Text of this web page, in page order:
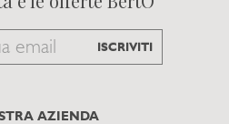
ISCRIVITI
AZIENDA